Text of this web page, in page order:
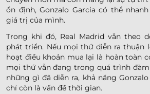
ổn định, Gonzalo Garcia có thể
giá trị của mình.
Trong khi đó, Real Madrid vẫn theo
phát triển. Nếu mọi thứ diễn ra thuận
hoạt điều khoản mua lại là hoàn toàn
mọi thứ vẫn đang trong quá trình đàm
những gì đã diễn ra, khả năng
chỉ còn là vấn đề thời gian.